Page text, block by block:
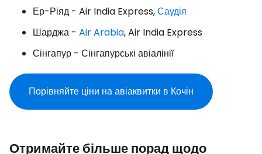
Ер-Ріяд - Air India Express,Саудія
Шарджа - Air Arabia, Air India Express
Сінгапур - Сінгапурські авіалінії
Порівняйте ціни на авіаквитки в Кочін
Отримайте більше порад щодо